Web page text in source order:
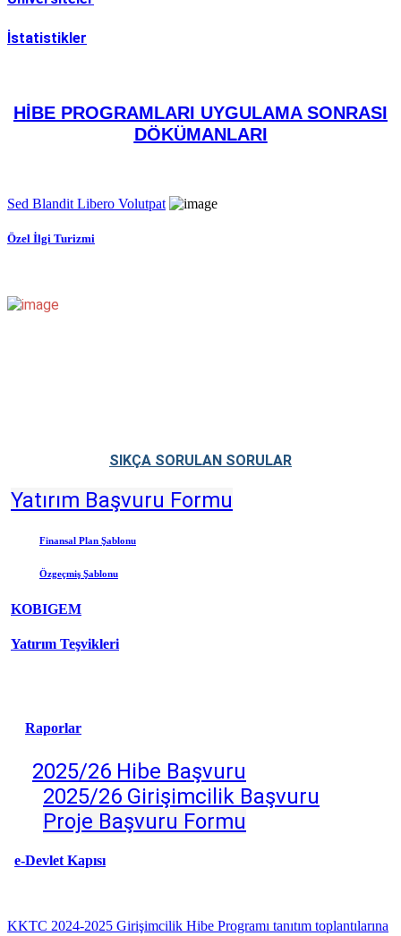
İstatistikler
HİBE PROGRAMLARI UYGULAMA SONRASI
DÖKÜMANLARI
Sed Blandit Libero Volutpat
Özel İlgi Turizmi
SIKÇA SORULAN SORULAR
Yatırım Başvuru Formu
Finansal Plan Şablonu
Özgeçmiş Şablonu
KOBIGEM
Yatırım Teşvikleri
Raporlar
2025/26 Hibe Başvuru
2025/26 Girişimcilik Başvuru
Proje Başvuru Formu
e-Devlet Kapısı
KKTC 2024-2025 Girişimcilik Hibe Programı tanıtım toplantılarına